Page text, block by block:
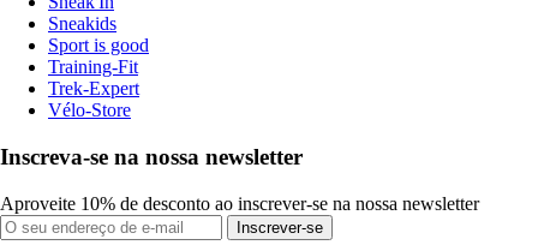
Sneakids
Sport is good
Training-Fit
Trek-Expert
Vélo-Store
Inscreva-se na nossa newsletter
Aproveite 10% de desconto ao inscrever-se na nossa newsletter
Inscrever-se